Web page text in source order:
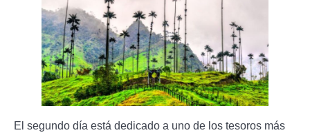
El segundo día está dedicado a uno de los tesoros más